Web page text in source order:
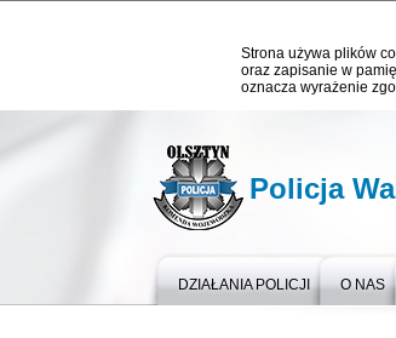
Strona używa plików
oraz zapisanie w
oznacza wyrażenie
Policja
DZIAŁANIA POLICJI O NAS